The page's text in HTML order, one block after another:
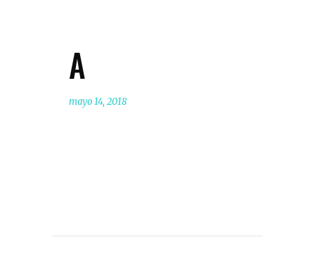
A
mayo 14, 2018